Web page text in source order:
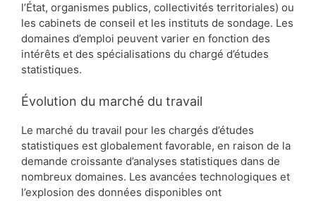
l’État, organismes publics, collectivités territoriales) ou
les cabinets de conseil et les instituts de sondage. Les
domaines d’emploi peuvent varier en fonction des
intérêts et des spécialisations du chargé d’études
statistiques.
Évolution du marché du travail
Le marché du travail pour les chargés d’études
statistiques est globalement favorable, en raison de la
demande croissante d’analyses statistiques dans de
nombreux domaines. Les avancées technologiques et
l’explosion des données disponibles ont